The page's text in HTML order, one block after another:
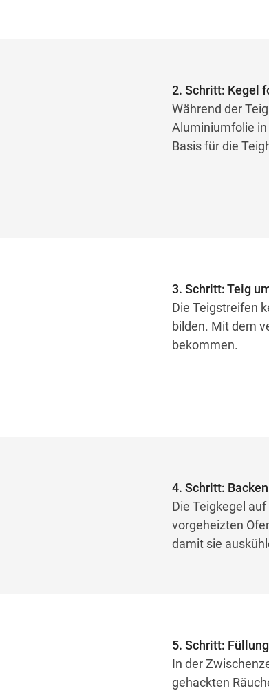
2. Schritt: Kegel
Während der
Aluminiumfolie
Basis für die
3. Schritt: Teig
Die Teigstreifen
bilden. Mit dem
bekommen.
4. Schritt: Backen
Die Teigkegel
vorgeheizten
damit sie
5. Schritt:
In der
gehackten